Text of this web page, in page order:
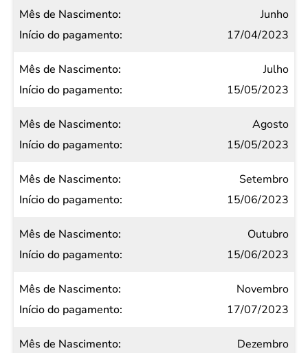
Junho
17/04/2023
Julho
15/05/2023
Agosto
15/05/2023
Setembro
15/06/2023
Outubro
15/06/2023
Novembro
17/07/2023
Dezembro